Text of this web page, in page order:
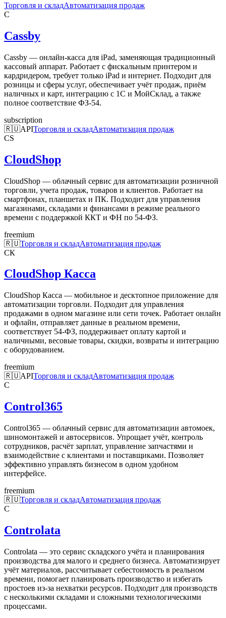
Торговля и складАвтоматизация продаж
C
Cassby
Cassby — онлайн-касса для iPad, заменяющая традиционный
кассовый аппарат. Работает с фискальным принтером и
кардридером, требует только iPad и интернет. Подходит для
розницы и сферы услуг, обеспечивает учёт продаж, приём
наличных и карт, интеграцию с 1С и МойСклад, а также
полное соответствие ФЗ-54.
subscription
🇷🇺APIТорговля и складАвтоматизация продаж
CS
CloudShop
CloudShop — облачный сервис для автоматизации розничной
торговли, учета продаж, товаров и клиентов. Работает на
смартфонах, планшетах и ПК. Подходит для управления
магазинами, складами и финансами в режиме реального
времени с поддержкой ККТ и ФН по 54-ФЗ.
freemium
🇷🇺Торговля и складАвтоматизация продаж
CК
CloudShop Касса
CloudShop Касса — мобильное и десктопное приложение для
автоматизации торговли. Подходит для управления
продажами в одном магазине или сети точек. Работает онлайн
и офлайн, отправляет данные в реальном времени,
соответствует 54-ФЗ, поддерживает оплату картой и
наличными, весовые товары, скидки, возвраты и интеграцию
с оборудованием.
freemium
🇷🇺APIТорговля и складАвтоматизация продаж
C
Control365
Control365 — облачный сервис для автоматизации автомоек,
шиномонтажей и автосервисов. Упрощает учёт, контроль
сотрудников, расчёт зарплат, управление запчастями и
взаимодействие с клиентами и поставщиками. Позволяет
эффективно управлять бизнесом в одном удобном
интерфейсе.
freemium
🇷🇺Торговля и складАвтоматизация продаж
C
Controlata
Controlata — это сервис складского учёта и планирования
производства для малого и среднего бизнеса. Автоматизирует
учёт материалов, рассчитывает себестоимость в реальном
времени, помогает планировать производство и избегать
простоев из-за нехватки ресурсов. Подходит для производств
с несколькими складами и сложными технологическими
процессами.